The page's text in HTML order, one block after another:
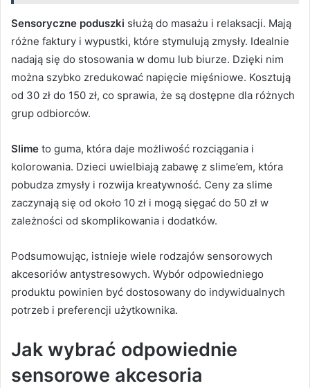
Sensoryczne poduszki służą do masażu i relaksacji. Mają
różne faktury i wypustki, które stymulują zmysły. Idealnie
nadają się do stosowania w domu lub biurze. Dzięki nim
można szybko zredukować napięcie mięśniowe. Kosztują
od 30 zł do 150 zł, co sprawia, że są dostępne dla różnych
grup odbiorców.
Slime to guma, która daje możliwość rozciągania i
kolorowania. Dzieci uwielbiają zabawę z slime’em, która
pobudza zmysły i rozwija kreatywność. Ceny za slime
zaczynają się od około 10 zł i mogą sięgać do 50 zł w
zależności od skomplikowania i dodatków.
Podsumowując, istnieje wiele rodzajów sensorowych
akcesoriów antystresowych. Wybór odpowiedniego
produktu powinien być dostosowany do indywidualnych
potrzeb i preferencji użytkownika.
Jak wybrać odpowiednie
sensorowe akcesoria